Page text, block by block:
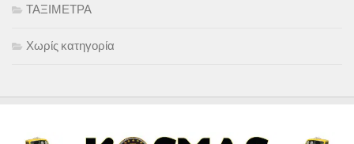
ΤΑΞΙΜΕΤΡΑ
Χωρίς κατηγορία